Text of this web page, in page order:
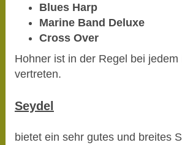
Blues Harp
Marine Band Deluxe
Cross Over
Hohner ist in der Regel bei jedem
vertreten.
Seydel
bietet ein sehr gutes und breites